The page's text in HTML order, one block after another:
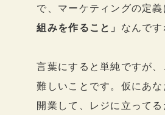
で、マーケティングの定義
組みを作ること」 なんです
言葉にすると単純ですが、
難しいことです。仮にあ
開業して、レジに立ってる